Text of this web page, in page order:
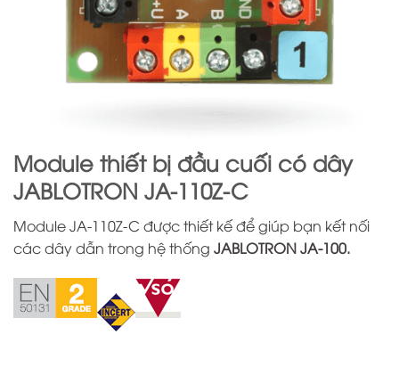
Module thiết bị đầu cuối có dây
JABLOTRON JA-110Z-C
Module JA-110Z-C được thiết kế để giúp bạn kết nối
các dây dẫn trong hệ thống JABLOTRON JA-100.